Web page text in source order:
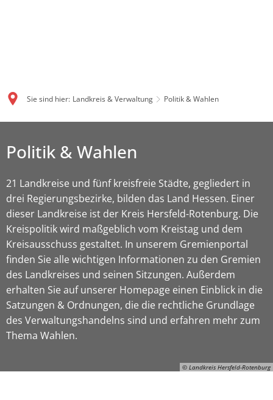
Sie sind hier: Landkreis & Verwaltung Politik & Wahlen
© Landkreis Hersfeld-Rotenburg
Politik & Wahlen
21 Landkreise und fünf kreisfreie Städte, gegliedert in
drei Regierungsbezirke, bilden das Land Hessen. Einer
dieser Landkreise ist der Kreis Hersfeld-Rotenburg. Die
Kreispolitik wird maßgeblich vom Kreistag und dem
Kreisausschuss gestaltet. In unserem Gremienportal
finden Sie alle wichtigen Informationen zu den Gremien
des Landkreises und seinen Sitzungen. Außerdem
erhalten Sie auf unserer Homepage einen Einblick in die
Satzungen & Ordnungen, die die rechtliche Grundlage
des Verwaltungshandelns sind und erfahren mehr zum
Thema Wahlen.